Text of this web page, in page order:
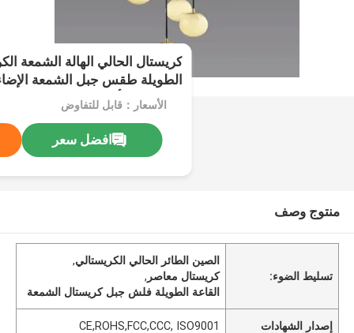
كريستال الحالي الهالة الشمعة
الطويلة طقس جبل الشمعة
L'Escalier أضواء
الأسعار：قابل للتفاوض
افضل سعر
منتوج وصف
تسليط الضوء:
الصين الطائر الحالي الكريستالي,
كريستال معاصر ,
القاعة الطويلة فلش جبل كريستال الشمعة
إصدار الشهادات CE,ROHS,FCC,CCC, ISO9001